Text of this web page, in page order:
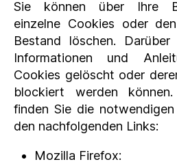
Sie können über Ihre
einzelne Cookies oder
Bestand löschen.
Informationen und
Cookies gelöscht oder
blockiert werden
finden Sie die
den nachfolgenden Links:
Mozilla Firefox: